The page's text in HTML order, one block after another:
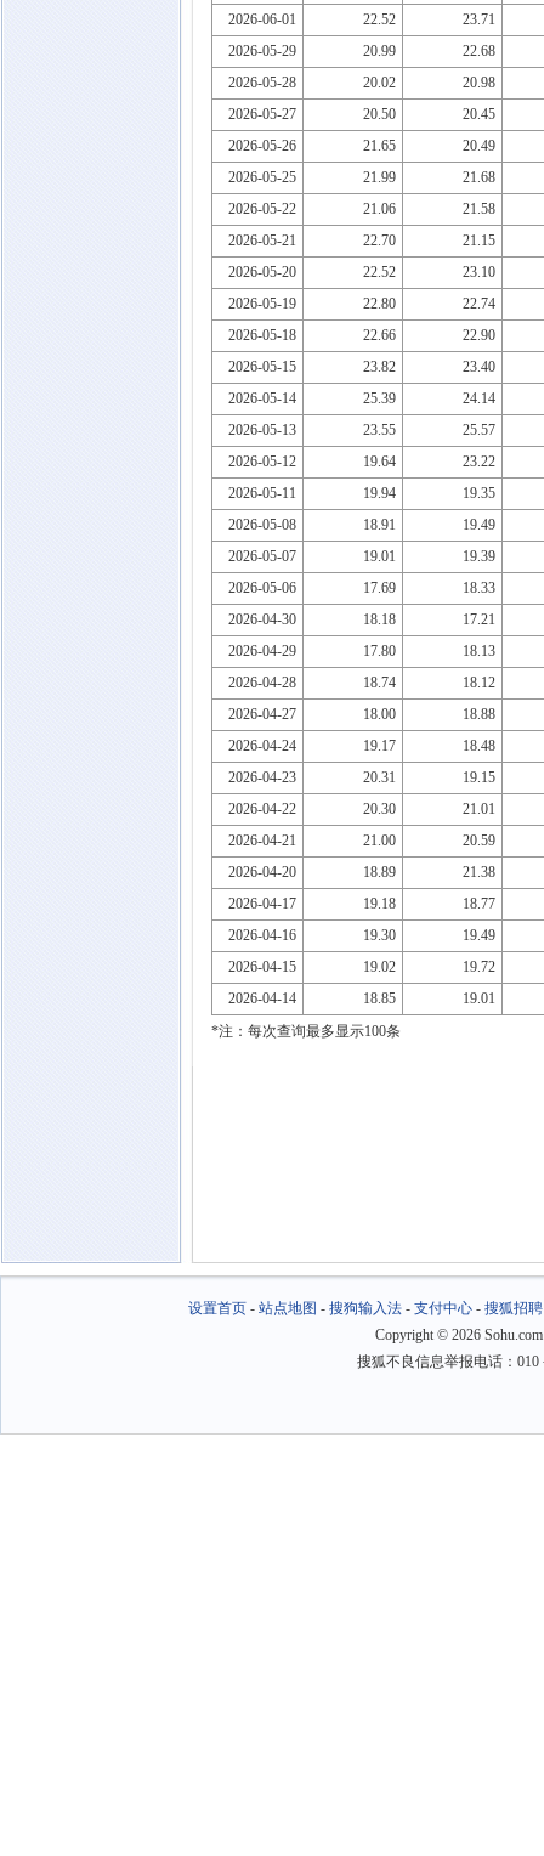
2026-06-01
22.52
23.71
2026-05-29
20.99
22.68
2026-05-28
20.02
20.98
2026-05-27
20.50
20.45
2026-05-26
21.65
20.49
2026-05-25
21.99
21.68
2026-05-22
21.06
21.58
2026-05-21
22.70
21.15
2026-05-20
22.52
23.10
2026-05-19
22.80
22.74
2026-05-18
22.66
22.90
2026-05-15
23.82
23.40
2026-05-14
25.39
24.14
2026-05-13
23.55
25.57
2026-05-12
19.64
23.22
2026-05-11
19.94
19.35
2026-05-08
18.91
19.49
2026-05-07
19.01
19.39
2026-05-06
17.69
18.33
2026-04-30
18.18
17.21
2026-04-29
17.80
18.13
2026-04-28
18.74
18.12
2026-04-27
18.00
18.88
2026-04-24
19.17
18.48
2026-04-23
20.31
19.15
2026-04-22
20.30
21.01
2026-04-21
21.00
20.59
2026-04-20
18.89
21.38
2026-04-17
19.18
18.77
2026-04-16
19.30
19.49
2026-04-15
19.02
19.72
2026-04-14
18.85
19.01
*注：每次查询最多显示100条
设置首页- 站点地图 - 搜狗输入法- 支付中心- 搜狐招聘
Copyright © 2026
搜狐不良信息举报电话：010